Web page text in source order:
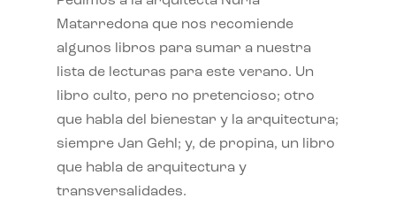
Matarredona que nos recomiende
algunos libros para sumar a nuestra
lista de lecturas para este verano. Un
libro culto, pero no pretencioso; otro
que habla del bienestar y la arquitectura;
siempre Jan Gehl; y, de propina, un libro
que habla de arquitectura y
transversalidades.